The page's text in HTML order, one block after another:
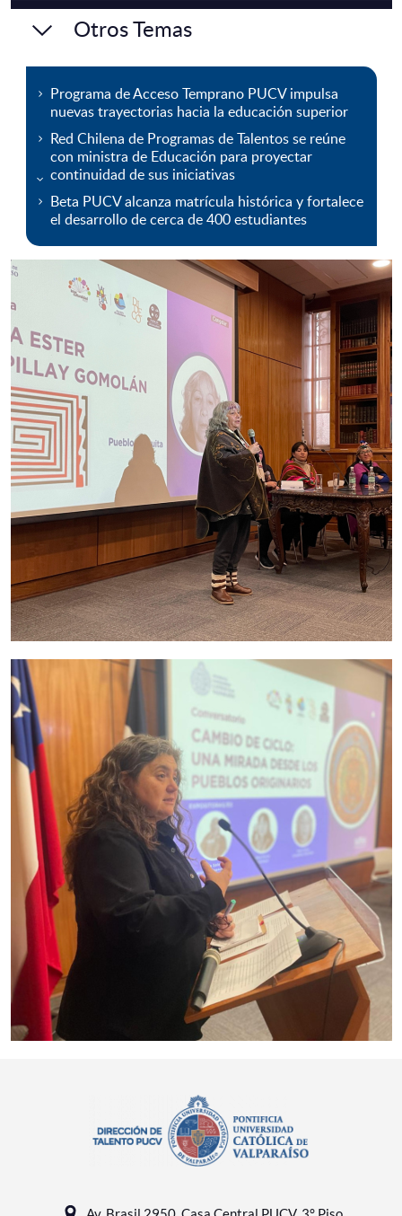
Otros Temas
Programa de Acceso Temprano PUCV impulsa
nuevas trayectorias hacia la educación superior
Red Chilena de Programas de Talentos se reúne
con ministra de Educación para proyectar
continuidad de sus iniciativas
Beta PUCV alcanza matrícula histórica y fortalece
el desarrollo de cerca de 400 estudiantes